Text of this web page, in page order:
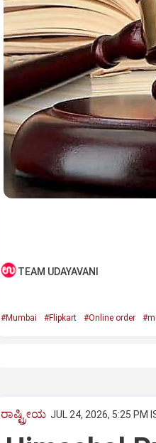
TEAM UDAYAVANI
#Mumbai #Flipkart #Online order
ರಾಷ್ಟ್ರೀಯ JUL 24, 2026, 5:25 PM